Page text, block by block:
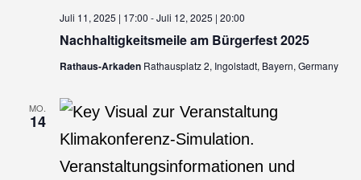
Nachhaltigkeitsmeile am Bürgerfest 2025
Juli 11, 2025 | 17:00 -Juli 12, 2025 | 20:00
Rathaus-Arkaden Rathausplatz 2, Ingolstadt, Bayern, Germany
MO.
14